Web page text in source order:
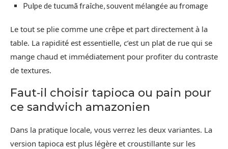
Pulpe de tucumã fraîche, souvent mélangée au fromage
Le tout se plie comme une crêpe et part directement à la
table. La rapidité est essentielle, c’est un plat de rue qui se
mange chaud et immédiatement pour profiter du contraste
de textures.
Faut‑il choisir tapioca ou pain pour
ce sandwich amazonien
Dans la pratique locale, vous verrez les deux variantes. La
version tapioca est plus légère et croustillante sur les